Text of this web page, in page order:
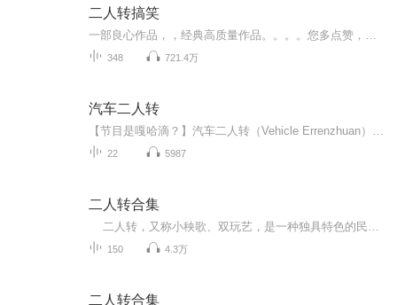
二人转搞笑
348 721.4万
汽车二人转
22 5987
二人转合集
150 4.3万
二人转合集